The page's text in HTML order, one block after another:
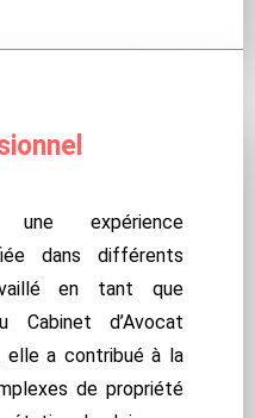
expérience
dans différents
en tant que
Cabinet d’Avocat
elle a contribué à la
de propriété